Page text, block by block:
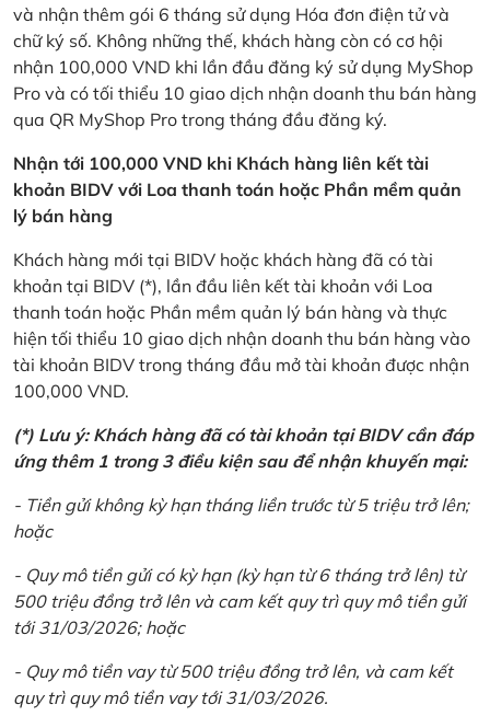
và nhận thêm gói 6 tháng sử dụng Hóa đơn điện tử và
chữ ký số. Không những thế, khách hàng còn có cơ hội
nhận 100,000 VND khi lần đầu đăng ký sử dụng MyShop
Pro và có tối thiểu 10 giao dịch nhận doanh thu bán hàng
qua QR MyShop Pro trong tháng đầu đăng ký.
Nhận tới 100,000 VND khi Khách hàng liên kết tài
khoản BIDV với Loa thanh toán hoặc Phần mềm quản
lý bán hàng
Khách hàng mới tại BIDV hoặc khách hàng đã có tài
khoản tại BIDV (*), lần đầu liên kết tài khoản với Loa
thanh toán hoặc Phần mềm quản lý bán hàng và thực
hiện tối thiểu 10 giao dịch nhận doanh thu bán hàng vào
tài khoản BIDV trong tháng đầu mở tài khoản được nhận
100,000 VND.
(*) Lưu ý: Khách hàng đã có tài khoản tại BIDV cần đáp
ứng thêm 1 trong 3 điều kiện sau để nhận khuyến mại:
- Tiền gửi không kỳ hạn tháng liền trước từ 5 triệu trở lên;
hoặc
- Quy mô tiền gửi có kỳ hạn (kỳ hạn từ 6 tháng trở lên) từ
500 triệu đồng trở lên và cam kết quy trì quy mô tiền gửi
tới 31/03/2026; hoặc
- Quy mô tiền vay từ 500 triệu đồng trở lên, và cam kết
quy trì quy mô tiền vay tới 31/03/2026.